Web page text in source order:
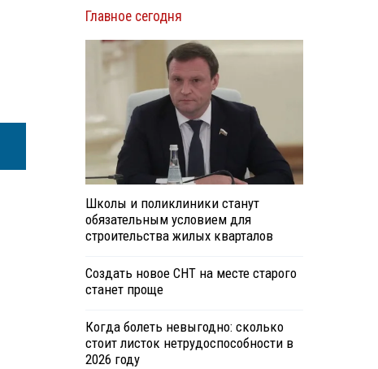
Главное сегодня
Школы и поликлиники станут
обязательным условием для
строительства жилых кварталов
Создать новое СНТ на месте старого
станет проще
Когда болеть невыгодно: сколько
стоит листок нетрудоспособности в
2026 году